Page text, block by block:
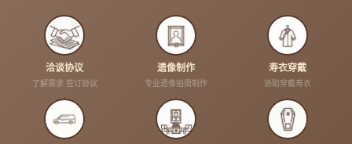
洽谈协议
了解需求 签订协议
遗像制作
专业遗像拍摄制作
寿衣穿戴
协助穿戴寿衣